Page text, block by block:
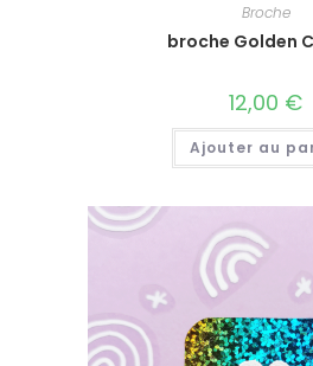
Broche
broche Golden
12,00 €
Ajouter au